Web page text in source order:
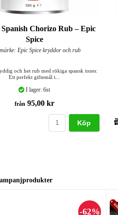
Spanish Chorizo Rub – Epic
Spice
Epic Spice kryddor och rub
och het rub med rökiga spansk toner.
Ett perfekt giftemål t...
I lager: 6st
från 95,00 kr
Köp